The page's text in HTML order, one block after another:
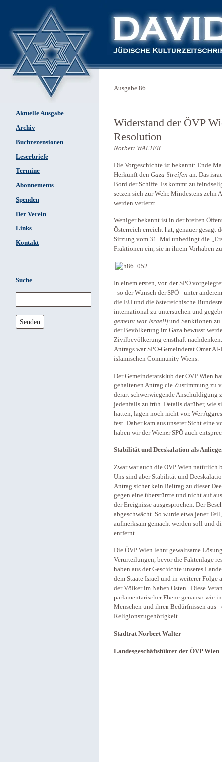
Aktuelle Ausgabe
Archiv
Buchrezensionen
Leserbriefe
Termine
Abonnements
Spenden
Der Verein
Links
Kontakt
Suche
Senden
Ausgabe 86
Widerstand der ÖVP
Resolution
Norbert WALTER
Die Vorgeschichte ist bekannt: Ende
Herkunft den Gaza-Streifen an. Das
Bord der Schiffe. Es kommt zu
setzen sich zur Wehr. Mindestens zehn
werden verletzt.
Weniger bekannt ist in der breiten
Österreich erreicht hat, genauer gesagt
Sitzung vom 31. Mai unbedingt die
Fraktionen ein, sie in ihrem Vorhaben
In einem ersten, von der SPÖ
- so der Wunsch der SPÖ - unter
die EU und die österreichische
international zu untersuchen und
gemeint war Israel!) und Sanktionen zu
der Bevölkerung im Gaza bewusst
Zivilbevölkerung ernsthaft
Antrags war SPÖ-Gemeinderat Omar
islamischen Community Wiens.
Der Gemeinderatsklub der ÖVP Wien
gehaltenen Antrag die Zustimmung zu
derart schwerwiegende Anschuldigung
jedenfalls zu früh. Details darüber, wie
hatten, lagen noch nicht vor. Wer
fest. Daher kam aus unserer Sicht eine
haben wir der Wiener SPÖ auch
Stabilität und Deeskalation als
Zwar war auch die ÖVP Wien natürlich
Uns sind aber Stabilität und
Antrag sicher kein Beitrag zu dieser
gegen eine überstürzte und nicht auf
der Ereignisse ausgesprochen. Der
abgeschwächt. So wurde etwa jener
aufmerksam gemacht werden soll und
entfernt.
Die ÖVP Wien lehnt gewaltsame
Verurteilungen, bevor die Faktenlage
haben aus der Geschichte unseres
dem Staate Israel und in weiterer Folge
der Völker im Nahen Osten. Diese
parlamentarischer Ebene genauso wie
Menschen und ihren Bedürfnissen aus
Religionszugehörigkeit.
Stadtrat Norbert Walter
Landesgeschäftsführer der ÖVP Wien